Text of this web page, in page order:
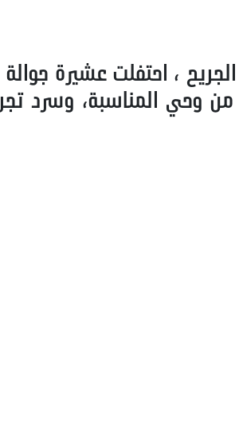
، احتفلت عشيرة
وحي المناسبة، وسرد